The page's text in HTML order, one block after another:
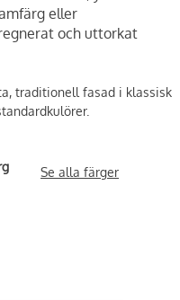
eller
och uttorkat
traditionell fasad i klassisk
Se alla färger